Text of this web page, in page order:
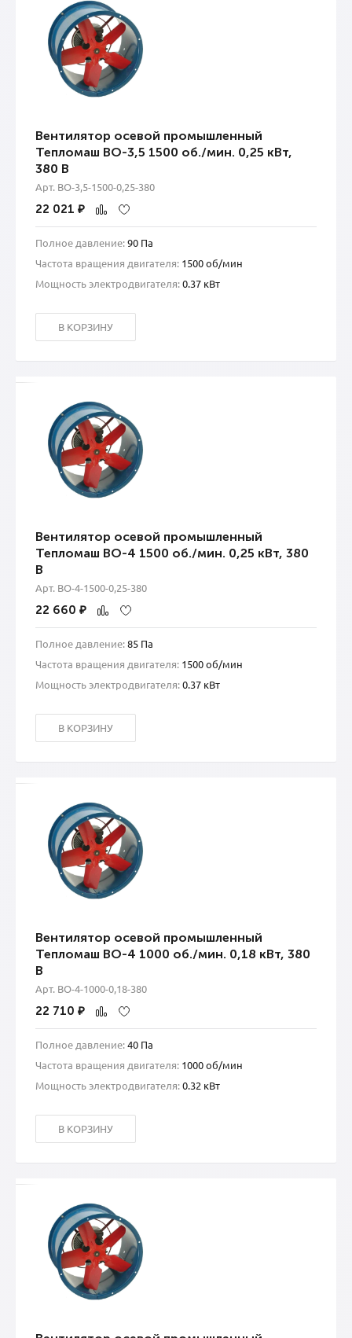
Вентилятор осевой промышленный
Тепломаш ВО-3,5 1500 об./мин. 0,25 кВт,
380 В
Арт. ВО-3,5-1500-0,25-380
22 021 ₽
Полное давление:90 Па
Частота вращения двигателя: 1500 об/мин
Мощность электродвигателя:0.37 кВт
В КОРЗИНУ
Вентилятор осевой промышленный
Тепломаш ВО-4 1500 об./мин. 0,25 кВт, 380
В
Арт. ВО-4-1500-0,25-380
22 660 ₽
Полное давление:85 Па
Частота вращения двигателя: 1500 об/мин
Мощность электродвигателя:0.37 кВт
В КОРЗИНУ
Вентилятор осевой промышленный
Тепломаш ВО-4 1000 об./мин. 0,18 кВт, 380
В
Арт. ВО-4-1000-0,18-380
22 710 ₽
Полное давление:40 Па
Частота вращения двигателя: 1000 об/мин
Мощность электродвигателя:0.32 кВт
В КОРЗИНУ